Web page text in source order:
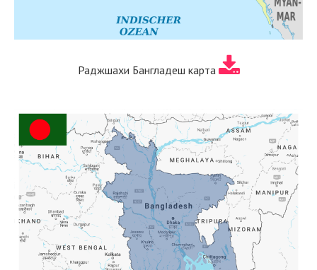
Раджшахи Бангладеш карта